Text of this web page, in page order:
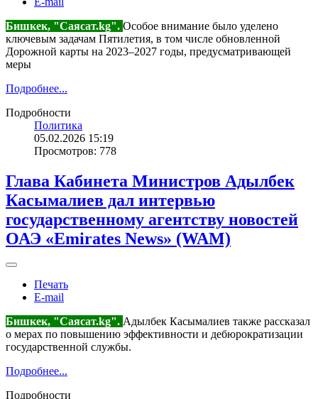
Бишкек, "Саясат.kg". Особое внимание было уделено
ключевым задачам Пятилетия, в том числе обновленной
Дорожной карты на 2023–2027 годы, предусматривающей
меры
Подробнее...
Подробности
Политика
05.02.2026 15:19
Просмотров: 778
Глава Кабинета Министров Адылбек
Касымалиев дал интервью
государственному агентству новостей
ОАЭ «Emirates News» (WAM)
Печать
E-mail
Бишкек, "Саясат.kg". Адылбек Касымалиев также рассказал
о мерах по повышению эффективности и дебюрократизации
государственной службы.
Подробнее...
Подробности